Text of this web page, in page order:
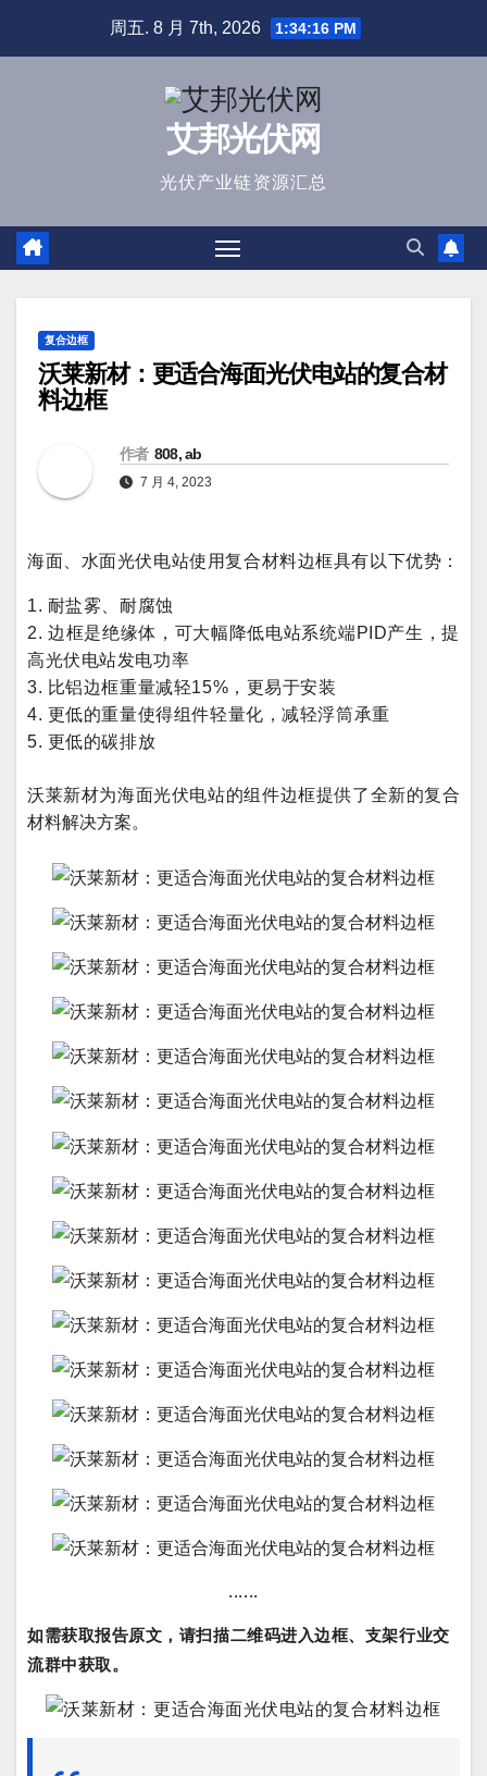
周五. 8 月 7th, 2026 1:34:17 PM
艾邦光伏网
光伏产业链资源汇总
复合边框
沃莱新材：更适合海面光伏电站的复合材
料边框
作者 808, ab
7 月 4, 2023
海面、水面光伏电站使用复合材料边框具有以下优势：
1. 耐盐雾、耐腐蚀
2. 边框是绝缘体，可大幅降低电站系统端PID产生，提
高光伏电站发电功率
3. 比铝边框重量减轻15%，更易于安装
4. 更低的重量使得组件轻量化，减轻浮筒承重
5. 更低的碳排放
沃莱新材为海面光伏电站的组件边框提供了全新的复合
材料解决方案。
......
如需获取报告原文，请扫描二维码进入边框、支架行业交
流群中获取。